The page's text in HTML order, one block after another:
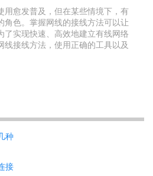
用愈发普及，但在某些情境下，有
角色。掌握网线的接线方法可以让
了实现快速、高效地建立有线网络
接线方法，使用正确的工具以及
种
接